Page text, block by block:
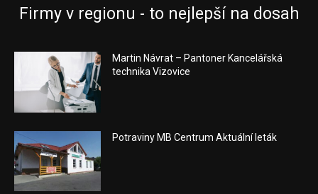
Firmy v regionu - to nejlepší na dosah
Martin Návrat – Pantoner Kancelářská
technika Vizovice
Potraviny MB Centrum Aktuální leták